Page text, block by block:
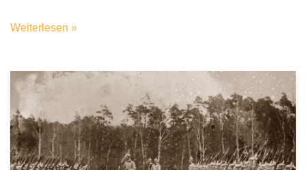
Weiterlesen »